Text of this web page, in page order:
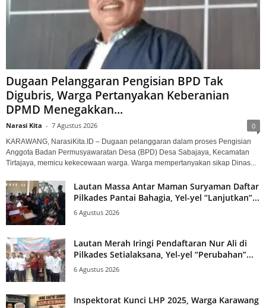
Dugaan Pelanggaran Pengisian BPD Tak
Digubris, Warga Pertanyakan Keberanian
DPMD Menegakkan...
Narasi Kita - 7 Agustus 2026 0
KARAWANG, NarasiKita.ID – Dugaan pelanggaran dalam proses Pengisian
Anggota Badan Permusyawaratan Desa (BPD) Desa Sabajaya, Kecamatan
Tirtajaya, memicu kekecewaan warga. Warga mempertanyakan sikap Dinas...
Lautan Massa Antar Maman Suryaman Daftar
Pilkades Pantai Bahagia, Yel-yel “Lanjutkan”...
6 Agustus 2026
Lautan Merah Iringi Pendaftaran Nur Ali di
Pilkades Setialaksana, Yel-yel “Perubahan”...
6 Agustus 2026
Inspektorat Kunci LHP 2025, Warga Karawang